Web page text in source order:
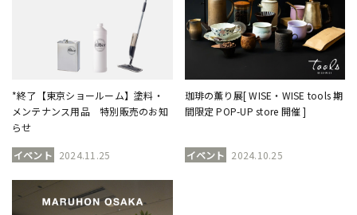
*終了【東京ショールーム】塗料・
メンテナンス用品 特別販売のお知
らせ
イベント 2024.11.25
珈琲の薫り展[ WISE・WISE tools 期
間限定 POP-UP store 開催 ]
イベント 2024.10.25